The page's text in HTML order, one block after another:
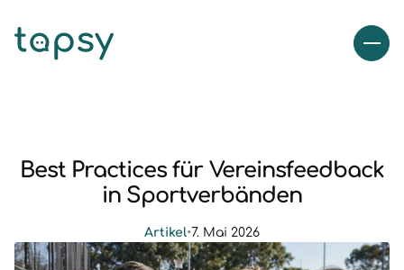
Best Practices für Vereinsfeedback
in Sportverbänden
Artikel•7. Mai 2026